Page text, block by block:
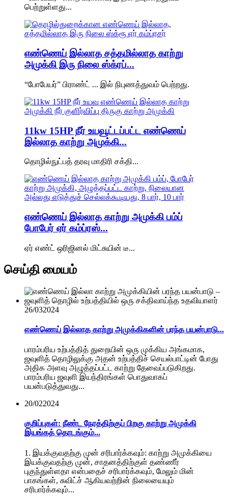
பெற்றுள்ளது...
எண்ணெய் இல்லாத சத்தமில்லாத காற்று
அமுக்கி இரு நிலை ஸ்க்ரப்...
“போபேயர்” பிராண்ட் ... இல் நிபுணத்துவம் பெற்றது.
11kw 15HP நீர் உயவூட்டப்பட்ட எண்ணெய்
இல்லாத காற்று அமுக்கி...
தொழில்நுட்பத் தரவு மாதிரி சக்தி...
எண்ணெய் இல்லாத காற்று அமுக்கி பம்ப்
போபேர் ஏர் கம்ப்ரஸ்...
ஏர் எண்ட் ஒரிஜினல் மிட்சுயின் டீ...
செய்தி மையம்
26/032024
எண்ணெய் இல்லாத காற்று அமுக்கிகளின் பரந்த பயன்பாடு...
பாரம்பரிய உற்பத்தித் துறையின் ஒரு முக்கிய அங்கமாக,
ஜவுளித் தொழிலுக்கு அதன் உற்பத்திச் செயல்பாட்டின் போது
அதிக அளவு அழுத்தப்பட்ட காற்று தேவைப்படுகிறது.
பாரம்பரிய ஜவுளி இயந்திரங்கள் பொதுவாகப்
பயன்படுத்துவது...
20/022024
குறிப்புகள்: நீண்ட நேரத்திற்குப் பிறகு காற்று அமுக்கி
இயங்கத் தொடங்கும்...
1. இயக்குவதற்கு முன் சரிபார்க்கவும்: காற்று அமுக்கியை
இயக்குவதற்கு முன், சாதனத்திற்குள் தண்ணீர்
புகுந்துள்ளதா என்பதைச் சரிபார்க்கவும், மேலும் மின்
பாகங்கள், சுவிட்ச் ஆகியவற்றின் நிலையையும்
சரிபார்க்கவும்...